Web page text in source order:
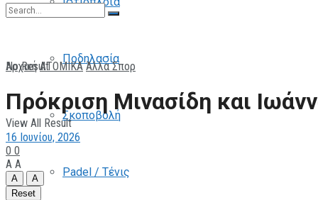
Ποδηλασία
Σκοποβολή
Padel / Τένις
No Result
View All Result
Αρχική ΑΤΟΜΙΚΑ Άλλα Σπορ
Πρόκριση Μινασίδη και
16 Ιουνίου, 2026
0 0
A A
A
A
Reset